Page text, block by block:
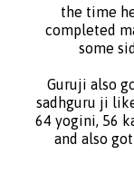
the time
completed
some
Guruji also
sadhguru ji
64 yogini, 56
and also